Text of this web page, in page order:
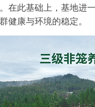
在此基础上，基地进
健康与环境的稳定。